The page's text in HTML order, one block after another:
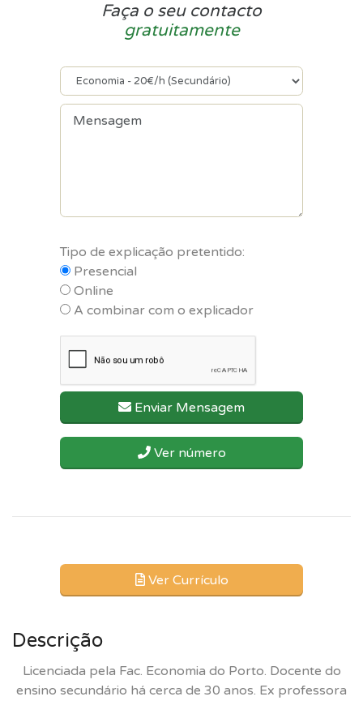
Faça o seu contacto
gratuitamente
Tipo de explicação pretentido:
Presencial
Online
A combinar com o explicador
Enviar Mensagem
Ver número
Ver Currículo
Descrição
Licenciada pela Fac. Economia do Porto. Docente do
ensino secundário há cerca de 30 anos. Ex professora